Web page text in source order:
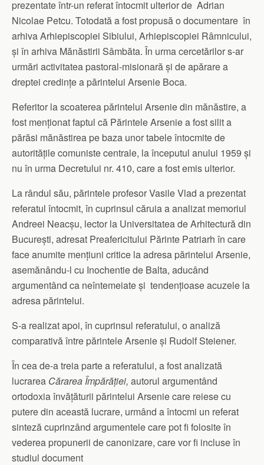
prezentate într-un referat întocmit ulterior de Adrian
Nicolae Petcu. Totodată a fost propusă o documentare în
arhiva Arhiepiscopiei Sibiului, Arhiepiscopiei Râmnicului,
și în arhiva Mănăstirii Sâmbăta. În urma cercetărilor s-ar
urmări activitatea pastoral-misionară și de apărare a
dreptei credințe a părintelui Arsenie Boca.
Referitor la scoaterea părintelui Arsenie din mănăstire, a
fost menționat faptul că Părintele Arsenie a fost silit a
părăsi mănăstirea pe baza unor tabele întocmite de
autoritățile comuniste centrale, la începutul anului 1959 și
nu în urma Decretului nr. 410, care a fost emis ulterior.
La rândul său, părintele profesor Vasile Vlad a prezentat
referatul întocmit, în cuprinsul căruia a analizat memoriul
Andreei Neacșu, lector la Universitatea de Arhitectură din
București, adresat Preafericitului Părinte Patriarh în care
face anumite mențiuni critice la adresa părintelui Arsenie,
asemănându-l cu Inochentie de Balta, aducând
argumentând ca neîntemeiate și tendențioase acuzele la
adresa părintelui.
S-a realizat apoi, în cuprinsul referatului, o analiză
comparativă între părintele Arsenie și Rudolf Steiener.
În cea de-a treia parte a referatului, a fost analizată
lucrarea Cărarea Împărăției, autorul argumentând
ortodoxia învățăturii părintelui Arsenie care reiese cu
putere din această lucrare, urmând a întocmi un referat
sinteză cuprinzând argumentele care pot fi folosite în
vederea propunerii de canonizare, care vor fi incluse în
studiul document